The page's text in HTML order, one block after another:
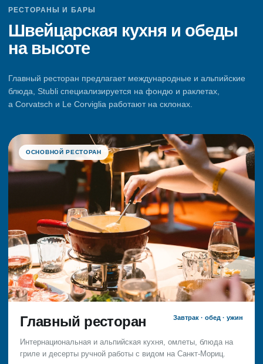
РЕСТОРАНЫ И БАРЫ
Швейцарская кухня и обеды
на высоте
Главный ресторан предлагает международные и альпийские
блюда, Stubli специализируется на фондю и раклетах,
а Corvatsch и Le Corviglia работают на склонах.
ОСНОВНОЙ РЕСТОРАН
Главный ресторан Завтрак · обед · ужин
Интернациональная и альпийская кухня, омлеты, блюда на
гриле и десерты ручной работы с видом на Санкт-Мориц.